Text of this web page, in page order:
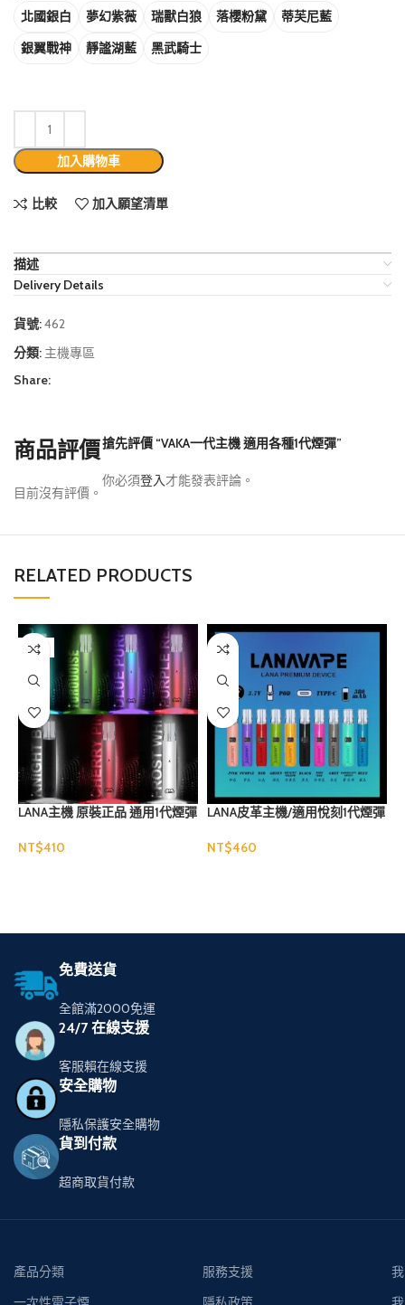
北國銀白 夢幻紫薇 瑞獸白狼 落櫻粉黛
蒂芙尼藍
銀翼戰神
靜謐湖藍 黑武騎士
加入購物車
比較 加入願望清單
描述
Delivery Details
貨號:462
分類: 主機專區
Share:
商品評價
目前沒有評價。
搶先評價 “VAKA一代主機 適用各種1代煙彈”
你必須登入才能發表評論。
RELATED PRODUCTS
售罄
LANA主機 原裝正品 通用1代煙彈
NT$
LANA皮革主機/適用悅刻1代煙彈
NT$
免費送貨
全館滿2000免運
24/7 在線支援
客服賴在線支援
安全購物
隱私保護安全購物
貨到付款
超商取貨付款
產品分類
服務支援